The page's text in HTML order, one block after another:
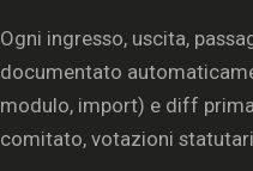
Ogni ingresso, uscita,
documentato
modulo, import) e diff
comitato, votazioni